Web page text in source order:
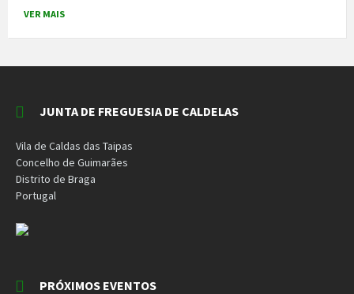
VER MAIS
JUNTA DE FREGUESIA DE CALDELAS
Vila de Caldas das Taipas
Concelho de Guimarães
Distrito de Braga
Portugal
PRÓXIMOS EVENTOS